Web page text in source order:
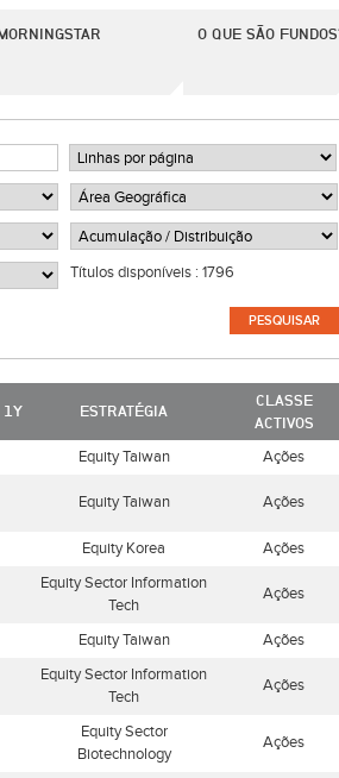
O QUE SÃO
Títulos disponíveis : 1796
1Y ESTRATÉGIA
CLASSE
ACTIVOS
Equity Taiwan
Ações
Equity Taiwan Ações
Equity Korea
Ações
Equity Sector Information
Tech
Ações
Equity Taiwan
Ações
Equity Sector Information
Tech
Ações
Equity Sector
Biotechnology
Ações